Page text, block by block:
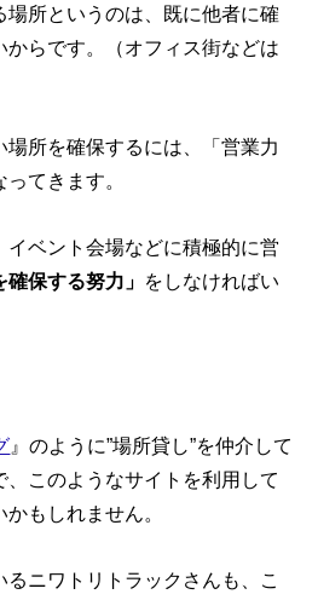
場所というのは、既に他者に確
らです。（オフィス街などは
所を確保するには、「営業力
てきます。
ベント会場などに積極的に営
確保する努力」 をしなければい
』のように”場所貸し”を仲介して
、このようなサイトを利用して
もしれません。
ニワトリトラックさんも、こ